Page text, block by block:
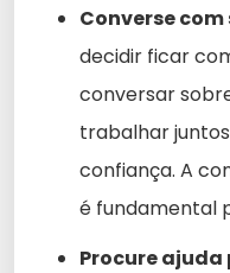
Converse
decidir ficar
conversar
trabalhar
confiança. A
é fundamental
Procure